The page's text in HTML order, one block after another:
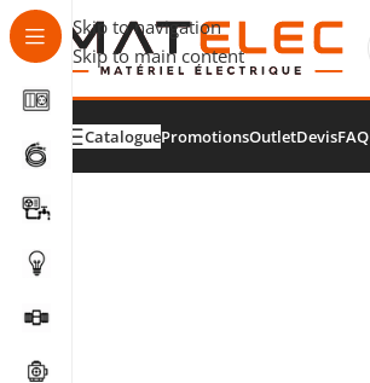
Skip to navigation
Skip to main content
CataloguePromotionsOutletDevisFAQ